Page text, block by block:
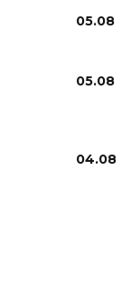
05.08
05.08
04.08